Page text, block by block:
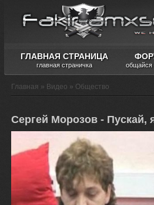
ГЛАВНАЯ СТРАНИЦА
главная страничка общайся
Главная » Видео » Общество
Сергей Морозов - Пускай,